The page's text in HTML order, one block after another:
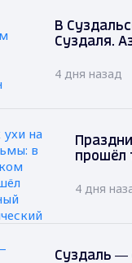
В
Суздаля.
4 дня назад
прошёл
4 дня
Суздаль —